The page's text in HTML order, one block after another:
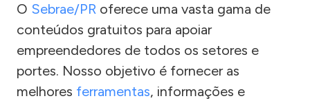
O Sebrae/PR oferece uma vasta gama de
conteúdos gratuitos para apoiar
empreendedores de todos os setores e
portes. Nosso objetivo é fornecer as
melhores ferramentas, informações e